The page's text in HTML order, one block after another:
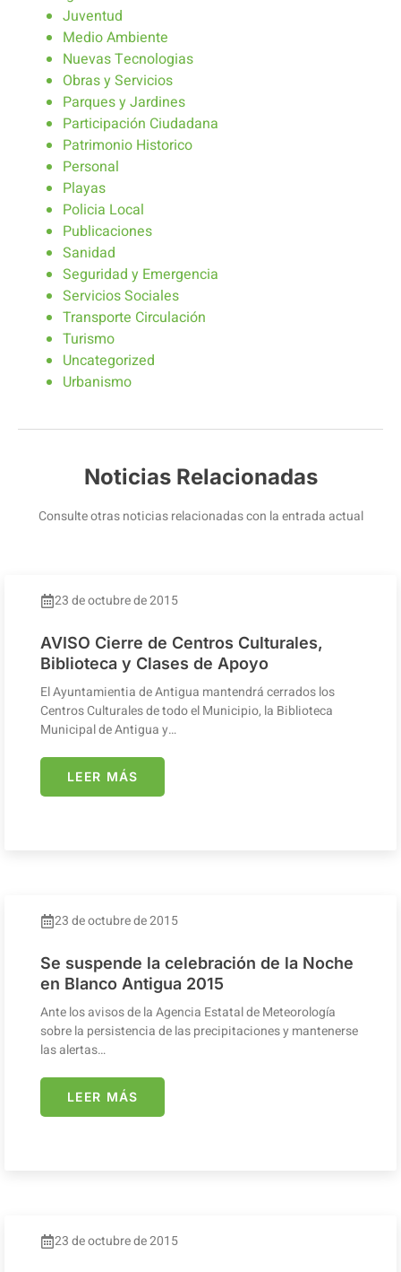
Juventud
Medio Ambiente
Nuevas Tecnologias
Obras y Servicios
Parques y Jardines
Participación Ciudadana
Patrimonio Historico
Personal
Playas
Policia Local
Publicaciones
Sanidad
Seguridad y Emergencia
Servicios Sociales
Transporte Circulación
Turismo
Uncategorized
Urbanismo
Noticias Relacionadas
Consulte otras noticias relacionadas con la entrada actual
23 de octubre de 2015
AVISO Cierre de Centros Culturales,
Biblioteca y Clases de Apoyo
El Ayuntamientia de Antigua mantendrá cerrados los
Centros Culturales de todo el Municipio, la Biblioteca
Municipal de Antigua y…
LEER MÁS
23 de octubre de 2015
Se suspende la celebración de la Noche
en Blanco Antigua 2015
Ante los avisos de la Agencia Estatal de Meteorología
sobre la persistencia de las precipitaciones y mantenerse
las alertas…
LEER MÁS
23 de octubre de 2015